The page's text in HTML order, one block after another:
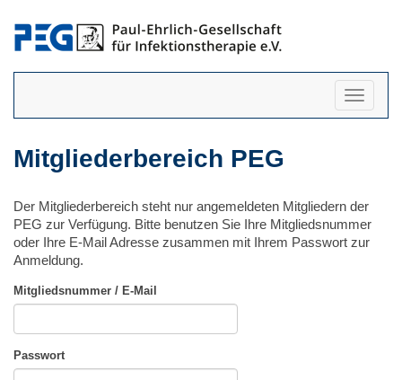
anzeigen
Mitgliederbereich PEG
Der Mitgliederbereich steht nur angemeldeten Mitgliedern der
PEG zur Verfügung. Bitte benutzen Sie Ihre Mitgliedsnummer
oder Ihre E-Mail Adresse zusammen mit Ihrem Passwort zur
Anmeldung.
Mitgliedsnummer / E-Mail
Passwort